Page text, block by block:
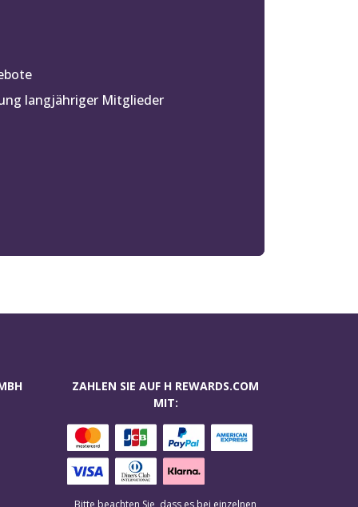
langjähriger Mitglieder
ZAHLEN SIE AUF H REWARDS.COM
MIT:
Bitte beachten Sie, dass es bei einzelnen